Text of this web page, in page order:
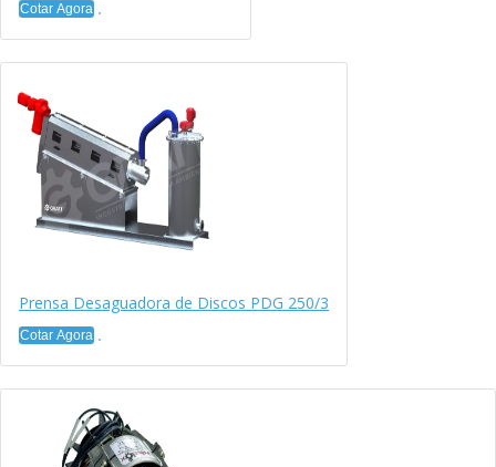
Cotar Agora
Prensa Desaguadora de Discos PDG 250/3
Cotar Agora